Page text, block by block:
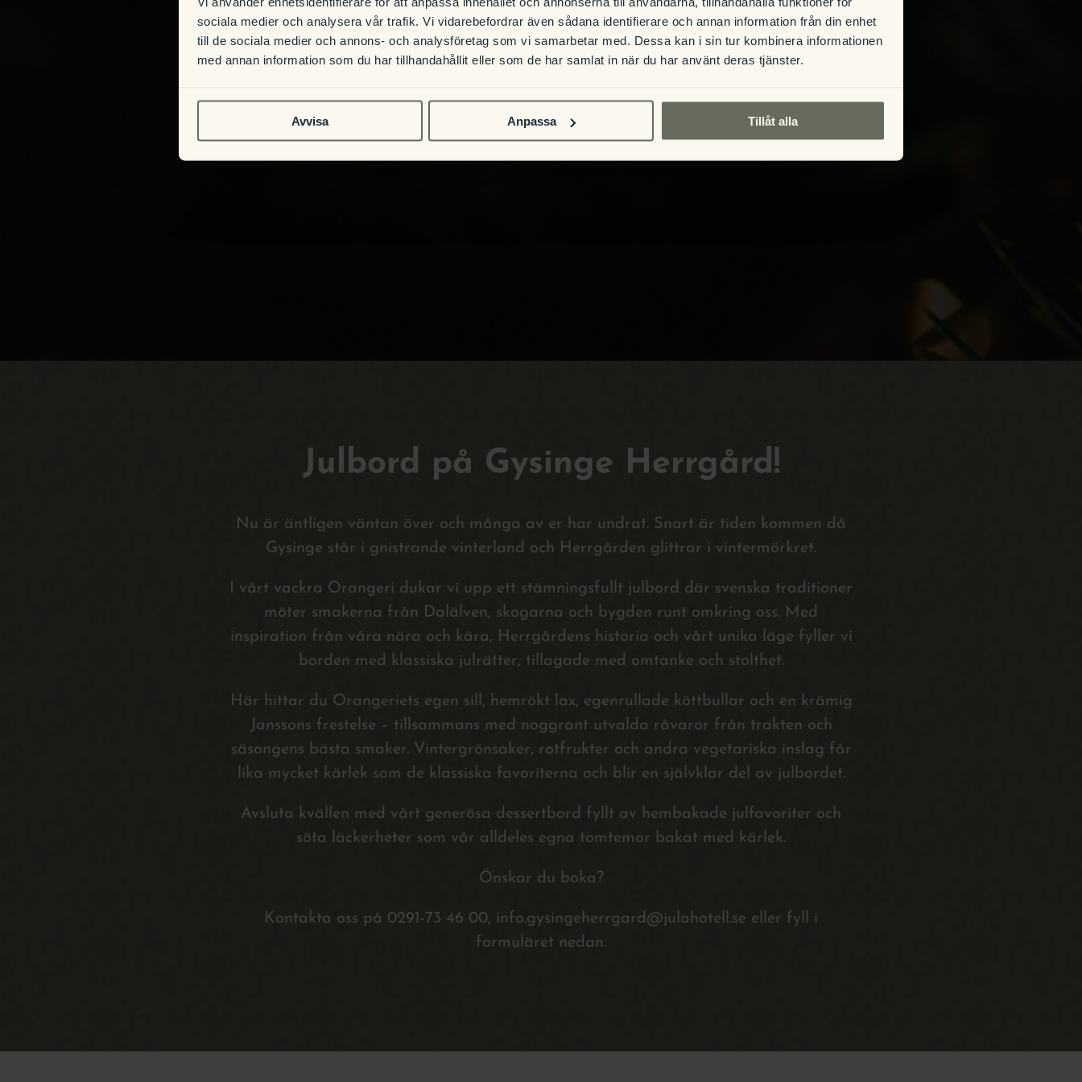
sociala medier och analysera vår trafik. Vi vidarebefordrar även sådana identifierare och annan information från din enhet
till de sociala medier och annons- och analysföretag som vi samarbetar med. Dessa kan i sin tur kombinera informationen
med annan information som du har tillhandahållit eller som de har samlat in när du har använt deras tjänster.
Avvisa Anpassa Tillåt alla
Julbord på Gysinge Herrgård!
Nu är äntligen väntan över och många av er har undrat. Snart är tiden kommen då
Gysinge står i gnistrande vinterland och Herrgården glittrar i vintermörkret.
I vårt vackra Orangeri dukar vi upp ett stämningsfullt julbord där svenska traditioner
möter smakerna från Dalälven, skogarna och bygden runt omkring oss. Med
inspiration från våra nära och kära, Herrgårdens historia och vårt unika läge fyller vi
borden med klassiska julrätter, tillagade med omtanke och stolthet.
Här hittar du Orangeriets egen sill, hemrökt lax, egenrullade köttbullar och en krämig
Janssons frestelse – tillsammans med noggrant utvalda råvaror från trakten och
säsongens bästa smaker. Vintergrönsaker, rotfrukter och andra vegetariska inslag får
lika mycket kärlek som de klassiska favoriterna och blir en självklar del av julbordet.
Avsluta kvällen med vårt generösa dessertbord fyllt av hembakade julfavoriter och
söta läckerheter som vår alldeles egna tomtemor bakat med kärlek.
Önskar du boka?
Kontakta oss på 0291-73 46 00, info.gysingeherrgard@julahotell.se eller fyll i
formuläret nedan.